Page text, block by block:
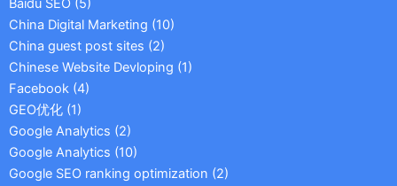
Baidu SEO (5)
China Digital Marketing (10)
China guest post sites (2)
Chinese Website Devloping (1)
Facebook (4)
GEO优化 (1)
Google Analytics (2)
Google Analytics (10)
Google SEO ranking optimization (2)